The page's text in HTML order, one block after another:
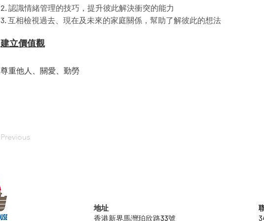
2. 認識情緒管理的技巧，提升彼此解決衝突的能力
3. 互相檢視過去、現在及未來的家庭關係，幫助了解彼此的想法
建立價值觀
尊重他人、關愛、勤勞
Previous
地址
香港新界馬灣珀欣路33號